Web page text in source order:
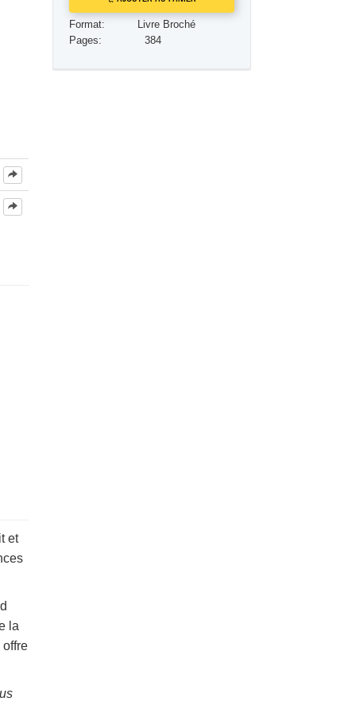
Réponses aux drogues
Les enfants
Format:
Livre Broché
Pages:
384
et
la
offre